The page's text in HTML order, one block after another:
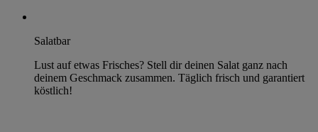
Salatbar
Lust auf etwas Frisches? Stell dir deinen Salat ganz nach
deinem Geschmack zusammen. Täglich frisch und garantiert
köstlich!